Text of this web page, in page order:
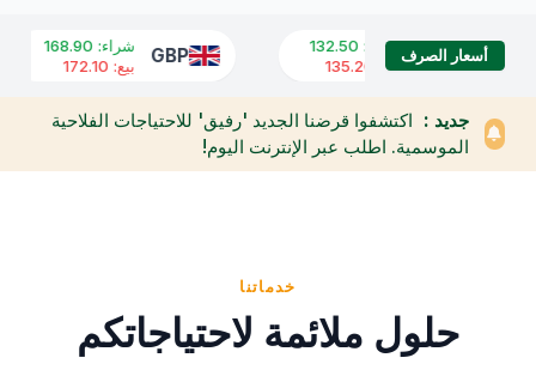
أسعار الصرفUSD شراء:
132.50
بيع:
135.20
GBP شراء:
168.90
بيع:
172.10
جديد : اكتشفوا قرضنا الجديد 'رفيق' للاحتياجات الفلاحية
الموسمية. اطلب عبر الإنترنت اليوم!
خدماتنا
حلول ملائمة لاحتياجاتكم